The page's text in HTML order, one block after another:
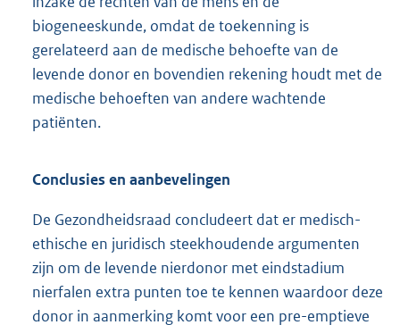
biogeneeskunde, omdat de toekenning is
gerelateerd aan de medische behoefte van de
levende donor en bovendien rekening houdt met de
medische behoeften van andere wachtende
patiënten.
Conclusies en aanbevelingen
De Gezondheidsraad concludeert dat er medisch-
ethische en juridisch steekhoudende argumenten
zijn om de levende nierdonor met eindstadium
nierfalen extra punten toe te kennen waardoor deze
donor in aanmerking komt voor een pre-emptieve